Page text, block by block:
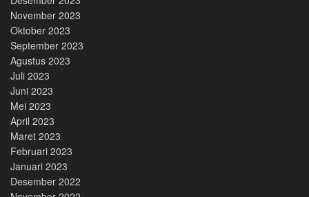
November 2023
Oktober 2023
September 2023
Agustus 2023
Juli 2023
Juni 2023
Mei 2023
April 2023
Maret 2023
Februari 2023
Januari 2023
Desember 2022